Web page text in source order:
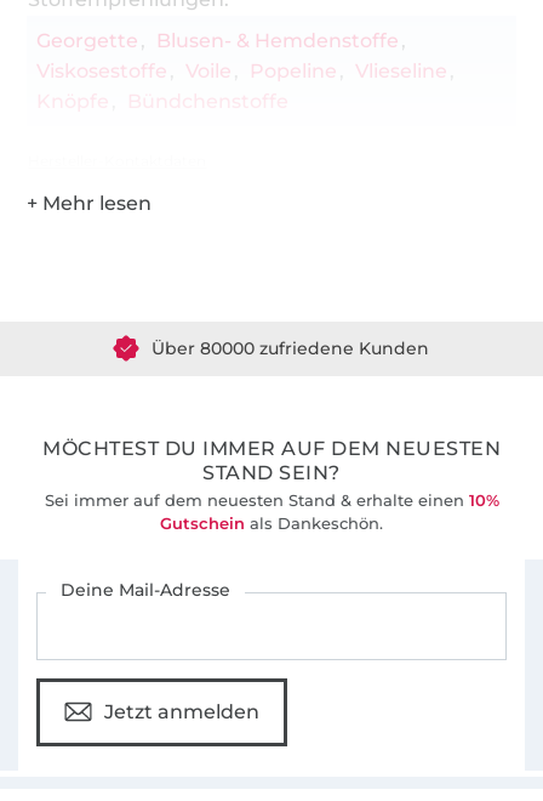
Georgette
Blusen- & Hemdenstoffe
Viskosestoffe
Voile Popeline
Vlieseline
Knöpfe
Bündchenstoffe
Über 80000 zufriedene Kunden
MÖCHTEST DU IMMER AUF DEM NEUESTEN
STAND SEIN?
Sei immer auf dem neuesten Stand & erhalte einen 10%
Gutschein als Dankeschön.
Deine Mail-Adresse
Jetzt anmelden